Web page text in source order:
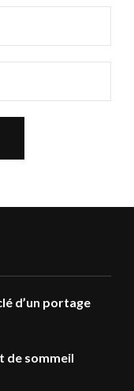
d’un portage
de sommeil